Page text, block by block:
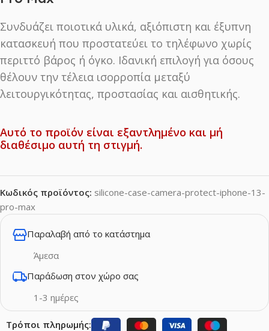
Συνδυάζει ποιοτικά υλικά, αξιόπιστη και έξυπνη
κατασκευή που προστατεύει το τηλέφωνο χωρίς
περιττό βάρος ή όγκο. Ιδανική επιλογή για όσους
θέλουν την τέλεια ισορροπία μεταξύ
λειτουργικότητας, προστασίας και αισθητικής.
Αυτό το προϊόν είναι εξαντλημένο και μή
διαθέσιμο αυτή τη στιγμή.
Κωδικός προϊόντος: silicone-case-camera-protect-iphone-13-
pro-max
Παραλαβή από το κατάστημα
Άμεσα
Παράδωση στον χώρο σας
1-3 ημέρες
Τρόποι πληρωμής: